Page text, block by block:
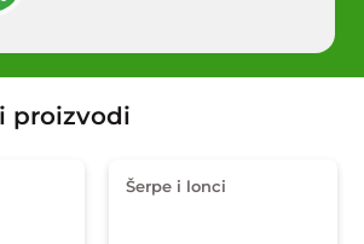
proizvodi
Šerpe i lonci